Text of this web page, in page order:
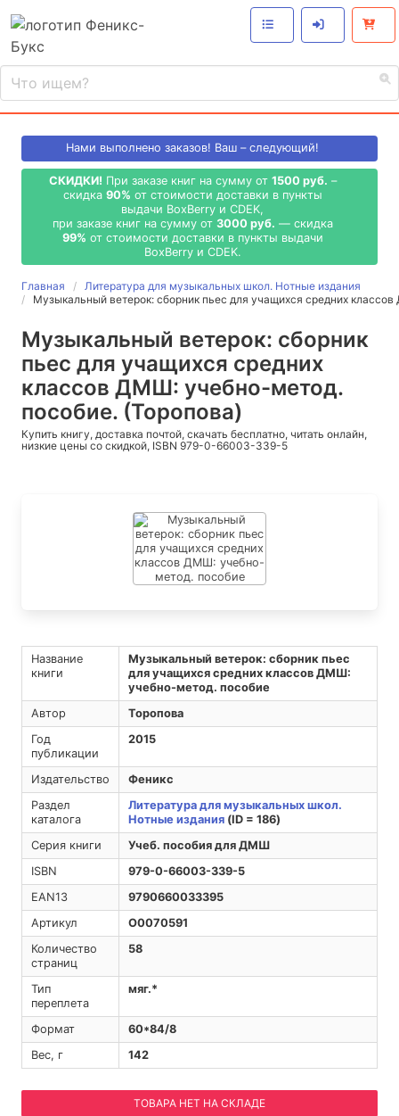
Нами выполнено заказов! Ваш – следующий!
СКИДКИ! При заказе книг на сумму от 1500 руб. –
скидка 90% от стоимости доставки в пункты
выдачи BoxBerry и CDEK,
при заказе книг на сумму от 3000 руб. — скидка
99% от стоимости доставки в пункты выдачи
BoxBerry и CDEK.
Главная
Литература для музыкальных школ. Нотные издания
Музыкальный ветерок: сборник пьес для учащихся средних
Музыкальный ветерок: сборник
пьес для учащихся средних
классов ДМШ: учебно-метод.
пособие. (Торопова)
Купить книгу, доставка почтой, скачать бесплатно, читать онлайн,
низкие цены со скидкой, ISBN 979-0-66003-339-5
Название
книги
Музыкальный ветерок: сборник пьес
для учащихся средних классов ДМШ:
учебно-метод. пособие
Автор
Торопова
Год
публикации
2015
Издательство
Феникс
Раздел
каталога
Литература для музыкальных школ.
Нотные издания(ID = 186)
Серия книги
Учеб. пособия для ДМШ
ISBN
979-0-66003-339-5
EAN13
9790660033395
Артикул
O0070591
Количество
страниц
58
Тип
переплета
мяг.*
Формат
60*84/8
Вес, г
142
ТОВАРА НЕТ НА СКЛАДЕ